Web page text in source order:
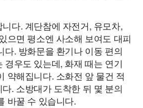
다. 계단참에 자전거, 유모차,
으면 평소엔 사소해 보여도 대피
다. 방화문을 환기나 이동 편의
경우도 있는데, 화재 때는 연기
약해집니다. 소화전 앞 물건 적
. 소방대가 도착한 뒤 몇 분의
바꿀 수 있습니다.